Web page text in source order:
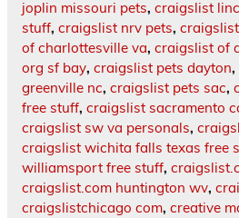
joplin missouri pets, craigslist
stuff, craigslist nrv pets,
of charlottesville va, craigslist of
org sf bay, craigslist pets dayton,
greenville nc, craigslist pets sac,
free stuff, craigslist sacramento
craigslist sw va personals,
craigslist wichita falls texas free
williamsport free stuff,
craigslist.com huntington wv,
craigslistchicago com, creative